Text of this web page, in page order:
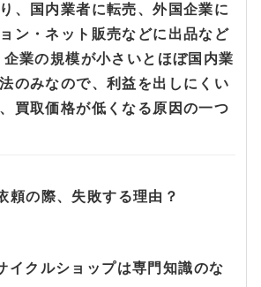
、国内業者に転売、外国企業に
ン・ネット販売などに出品など
業の規模が小さいとほぼ国内業
のみなので、利益を出しにくい
買取価格が低くなる原因の一つ
頼の際、失敗する理由？
イクルショップは専門知識のな